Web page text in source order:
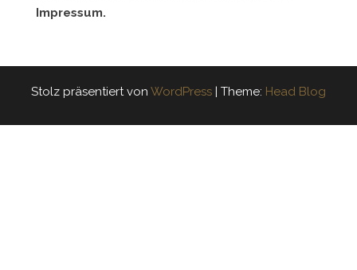
Impressum.
Stolz präsentiert von WordPress | Theme: Head Blog